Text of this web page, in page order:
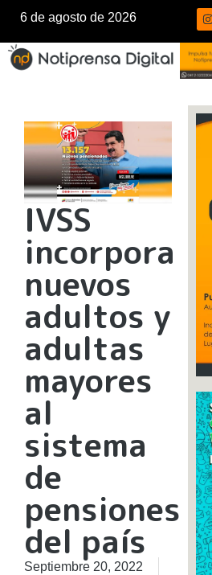
6 de agosto de 2026
IVSS
incorpora
nuevos
adultos y
adultas
mayores
al
sistema
de
pensiones
del país
Septiembre 20, 2022